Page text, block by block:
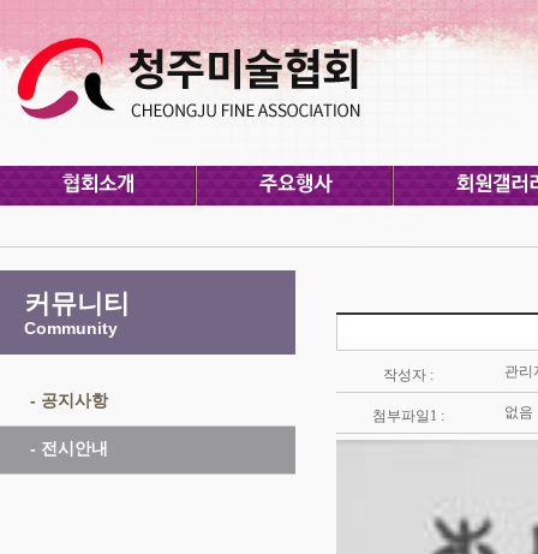
커뮤니티
Community
- 공지사항
- 전시안내
작성자 : 관리
첨부파일1 : 없음